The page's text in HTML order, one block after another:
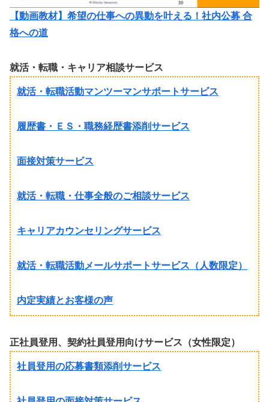
【動画教材】希望の仕事への異動を叶える！社内公募 合
格への道
就活・転職・キャリア相談サービス
就活・転職活動マンツーマンサポートサービス
履歴書・ＥＳ・職務経歴書添削サービス
面接対策サービス
就活・転職・仕事全般のご相談サービス
キャリアカウンセリングサービス
就活・転職活動メールサポートサービス（人数限定）
内定実績とお客様の声
正社員登用、契約社員登用向けサービス（女性限定）
社員登用の応募書類添削サービス